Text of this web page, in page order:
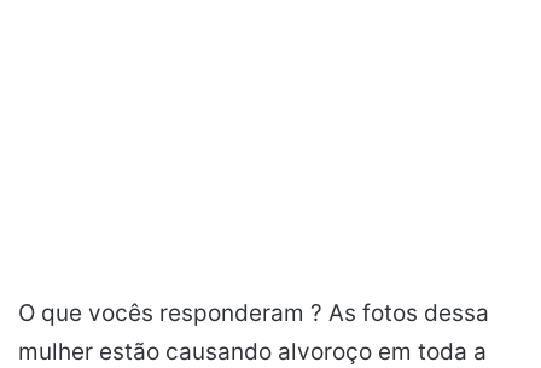
O que vocês responderam ? As fotos dessa
mulher estão causando alvoroço em toda a